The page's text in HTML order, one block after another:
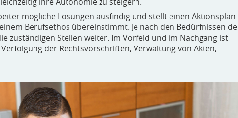
mögliche Lösungen ausfindig und stellt einen Aktionsplan
Berufsethos übereinstimmt. Je nach den Bedürfnissen
zuständigen Stellen weiter. Im Vorfeld und im Nachgang ist
der Rechtsvorschriften, Verwaltung von Akten,